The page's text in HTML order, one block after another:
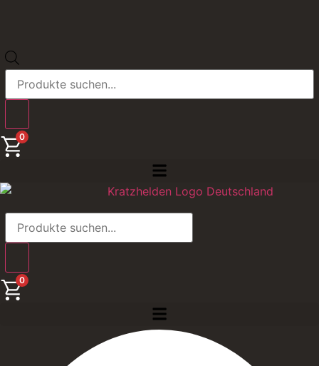
Products
search
0
Products
search
0